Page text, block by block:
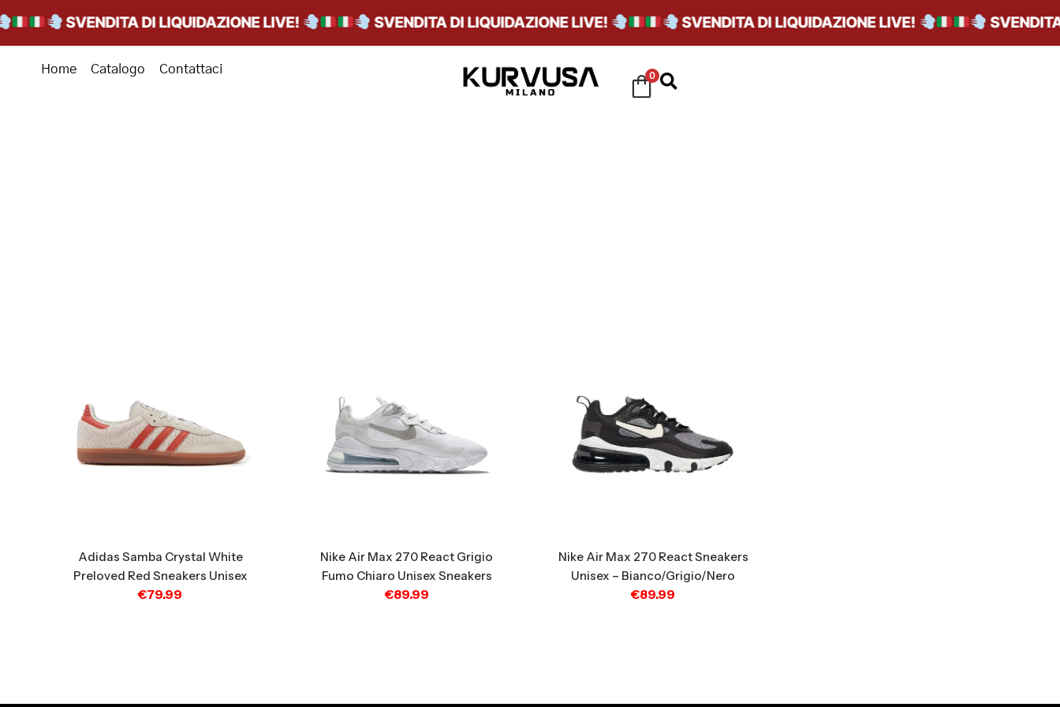
SVENDITA DI LIQUIDAZIONE LIVE! SVENDITA DI LIQUIDAZIONE LIVE! SVENDITA DI LIQUIDAZIONE LIVE! SVENDITA
Home Catalogo Contattaci 0
Adidas Samba Crystal White
Preloved Red Sneakers Unisex
€79.99
Nike Air Max 270 React Grigio
Fumo Chiaro Unisex Sneakers
€89.99
Nike Air Max 270 React Sneakers
Unisex – Bianco/Grigio/Nero
€89.99